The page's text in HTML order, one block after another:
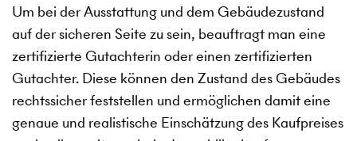
Um bei der Ausstattung und dem Gebäudezustand
auf der sicheren Seite zu sein, beauftragt man eine
zertifizierte Gutachterin oder einen zertifizierten
Gutachter. Diese können den Zustand des Gebäudes
rechtssicher feststellen und ermöglichen damit eine
genaue und realistische Einschätzung des Kaufpreises